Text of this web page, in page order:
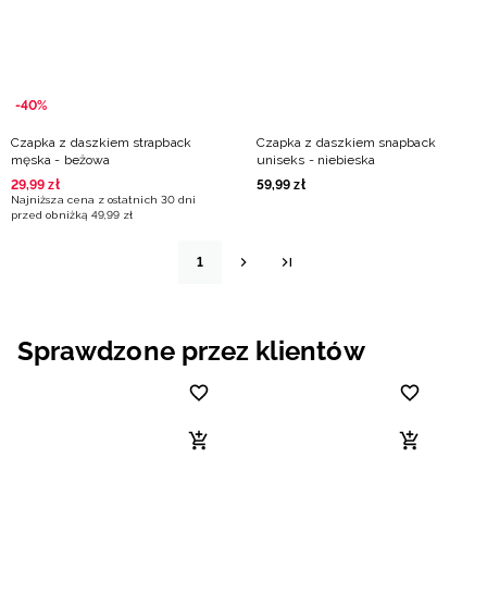
-40%
Czapka z daszkiem strapback
męska - beżowa
29,99 zł
Najniższa cena z ostatnich 30 dni
przed obniżką 49,99 zł
Czapka z daszkiem snapback
uniseks - niebieska
59,99 zł
1
Sprawdzone przez klientów